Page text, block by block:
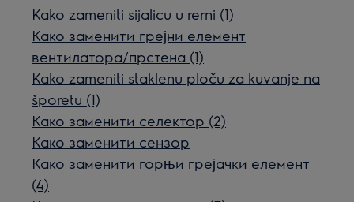
Kako zameniti sijalicu u rerni (1)
Како заменити грејни елемент
вентилатора/прстена (1)
Kako zameniti staklenu ploču za kuvanje na
šporetu (1)
Како заменити селектор (2)
Како заменити сензор
Како заменити горњи грејачки елемент
(4)